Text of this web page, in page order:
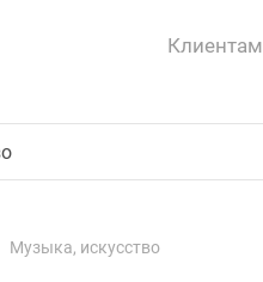
Клиентам
Музыка, искусство